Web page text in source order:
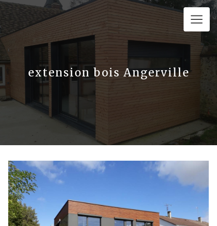
extension bois Angerville
Panneau de gestion des cookies